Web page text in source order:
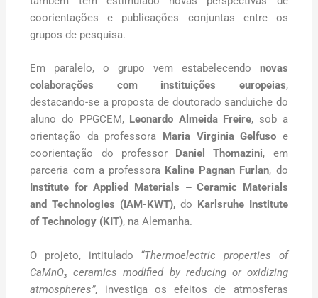
coorientações e publicações conjuntas entre os
grupos de pesquisa.
Em paralelo, o grupo vem estabelecendo novas
colaborações com instituições europeias,
destacando-se a proposta de doutorado sanduiche do
aluno do PPGCEM, Leonardo Almeida Freire, sob a
orientação da professora
Maria Virginia Gelfuso e
coorientação do professor
Daniel Thomazini, em
parceria com a professora Kaline Pagnan Furlan, do
Institute for Applied Materials – Ceramic Materials
and Technologies (IAM-KWT), do
Karlsruhe Institute
of Technology (KIT), na Alemanha.
O projeto, intitulado “Thermoelectric properties of
CaMnO₃ ceramics modified by reducing or oxidizing
atmospheres”, investiga os efeitos de atmosferas